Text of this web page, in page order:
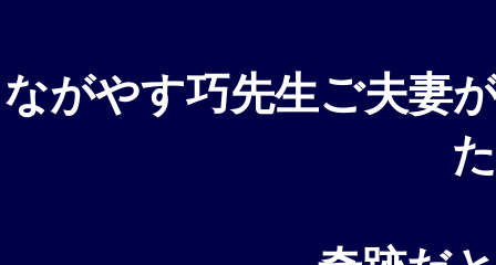
ながやす巧先生ご夫妻